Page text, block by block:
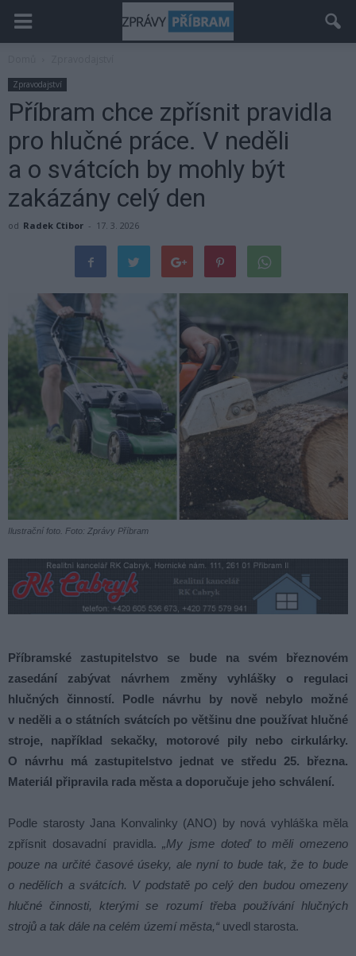
Zpravodajství
Příbram chce zpřísnit pravidla
pro hlučné práce. V neděli
a o svátcích by mohly být
zakázány celý den
od Radek Ctibor - 17. 3. 2026
Ilustrační foto. Foto: Zprávy Příbram
Příbramské zastupitelstvo se bude na svém březnovém
zasedání zabývat návrhem změny vyhlášky o regulaci
hlučných činností. Podle návrhu by nově nebylo možné
v neděli a o státních svátcích po většinu dne používat hlučné
stroje, například sekačky, motorové pily nebo cirkulárky.
O návrhu má zastupitelstvo jednat ve středu 25. března.
Materiál připravila rada města a doporučuje jeho schválení.
Podle starosty Jana Konvalinky (ANO) by nová vyhláška měla
zpřísnit dosavadní pravidla.„My jsme doteď to měli omezeno
pouze na určité časové úseky, ale nyní to bude tak, že to bude
o nedělích a svátcích. V podstatě po celý den budou omezeny
hlučné činnosti, kterými se rozumí třeba používání hlučných
strojů a tak dále na celém území města,“ uvedl starosta.